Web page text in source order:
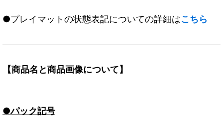
●プレイマットの状態表記についての詳細はこちら
【商品名と商品画像について】
●パック記号